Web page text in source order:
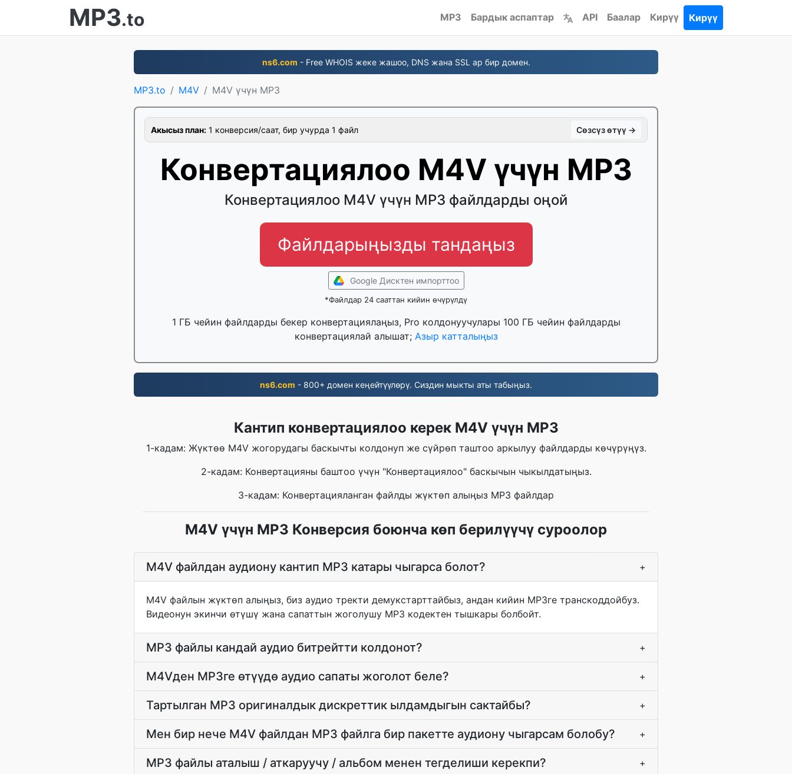
MP3.to MP3 Бардык аспаптар API Баалар Кирүү Кирүү
ns6.com - Free WHOIS жеке жашоо, DNS жана SSL ар бир домен.
MP3.to M4V M4V үчүн MP3
Акысыз план: 1 конверсия/саат, бир учурда 1 файл Сөзсүз өтүү →
Конвертациялоо M4V үчүн MP3
Конвертациялоо M4V үчүн MP3 файлдарды оңой
Файлдарыңызды тандаңыз
Google Дисктен импорттоо
*Файлдар 24 сааттан кийин өчүрүлдү
1 ГБ чейин файлдарды бекер конвертациялаңыз, Pro колдонуучулары 100 ГБ чейин файлдарды
конвертациялай алышат; Азыр катталыңыз
ns6.com - 800+ домен кеңейтүүлөрү. Сиздин мыкты аты табыңыз.
Кантип конвертациялоо керек M4V үчүн MP3
1-кадам: Жүктөө M4V жогорудагы баскычты колдонуп же сүйрөп таштоо аркылуу файлдарды көчүрүңүз.
2-кадам: Конвертацияны баштоо үчүн "Конвертациялоо" баскычын чыкылдатыңыз.
3-кадам: Конвертацияланган файлды жүктөп алыңыз MP3 файлдар
M4V үчүн MP3 Конверсия боюнча көп берилүүчү суроолор
M4V файлдан аудиону кантип MP3 катары чыгарса болот? +
M4V файлын жүктөп алыңыз, биз аудио тректи демукстарттайбыз, андан кийин MP3ге транскоддойбуз.
Видеонун экинчи өтүшү жана сапаттын жоголушу MP3 кодектен тышкары болбойт.
MP3 файлы кандай аудио битрейтти колдонот? +
M4Vден MP3ге өтүүдө аудио сапаты жоголот беле? +
Тартылган MP3 оригиналдык дискреттик ылдамдыгын сактайбы? +
Мен бир нече M4V файлдан MP3 файлга бир пакетте аудиону чыгарсам болобу? +
MP3 файлы аталыш / аткаруучу / альбом менен тегделиши керекпи? +